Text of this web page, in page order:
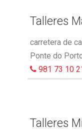
Talleres
carretera de
Ponte do
981 73 10
Talleres